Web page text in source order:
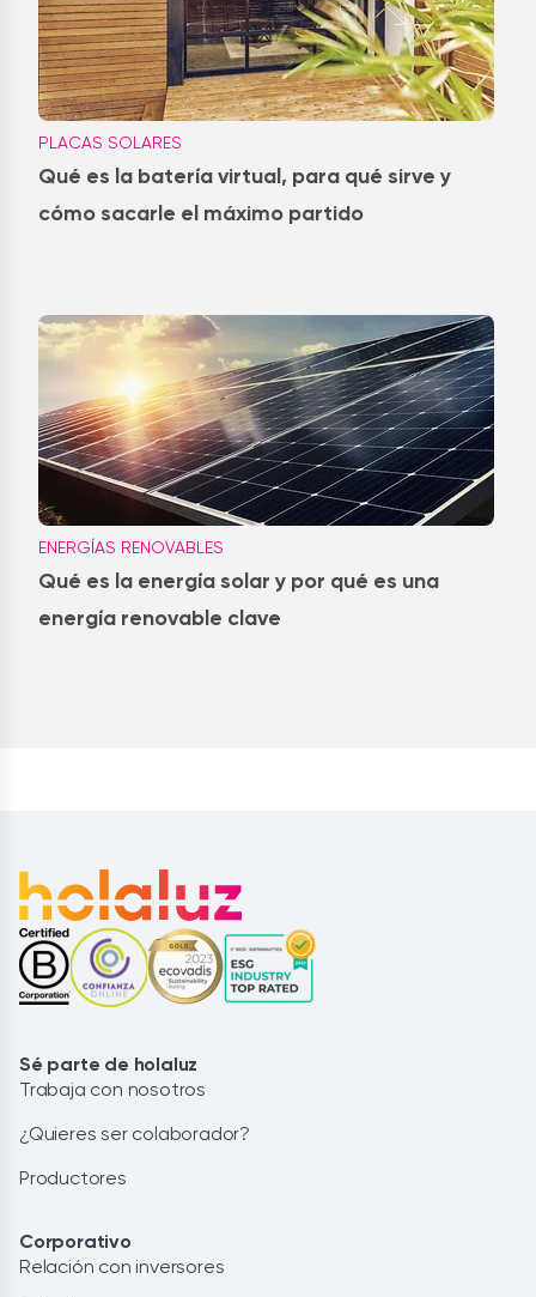
PLACAS SOLARES
Qué es la batería virtual, para qué sirve y
cómo sacarle el máximo partido
ENERGÍAS RENOVABLES
Qué es la energía solar y por qué es una
energía renovable clave
Sé parte de holaluz
Trabaja con nosotros
¿Quieres ser colaborador?
Productores
Corporativo
Relación con inversores